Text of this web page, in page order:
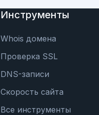
Инструменты
Whois домена
Проверка SSL
DNS-записи
Скорость сайта
Все инструменты